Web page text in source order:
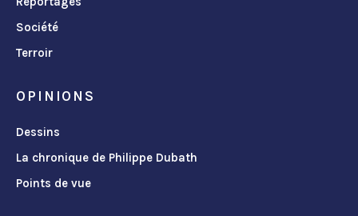
Société
Terroir
OPINIONS
Dessins
La chronique de Philippe Dubath
Points de vue